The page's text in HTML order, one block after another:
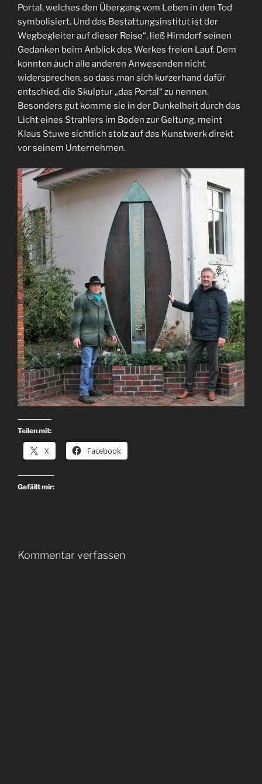
Portal, welches den Übergang vom Leben in den Tod
symbolisiert. Und das Bestattungsinstitut ist der
Wegbegleiter auf dieser Reise“, ließ Hirndorf seinen
Gedanken beim Anblick des Werkes freien Lauf. Dem
konnten auch alle anderen Anwesenden nicht
widersprechen, so dass man sich kurzerhand dafür
entschied, die Skulptur „das Portal“ zu nennen.
Besonders gut komme sie in der Dunkelheit durch das
Licht eines Strahlers im Boden zur Geltung, meint
Klaus Stuwe sichtlich stolz auf das Kunstwerk direkt
vor seinem Unternehmen.
Teilen mit:
X Facebook
Gefällt mir:
Kommentar verfassen